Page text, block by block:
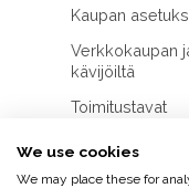
Kaupan
Verkkokaupan
kävijöiltä
Toimitustavat
Maksutavat
We use cookies
We may place these for